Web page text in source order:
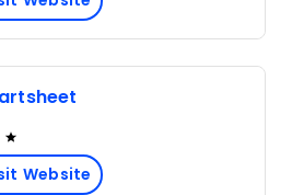
Website